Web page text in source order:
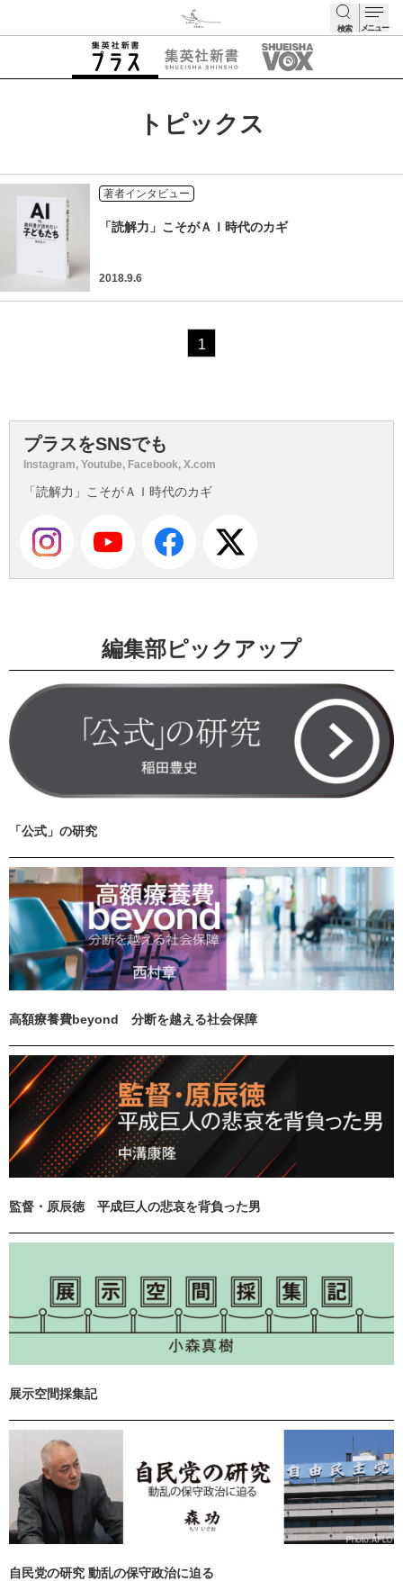
検索 メニュー
トピックス
著者インタビュー
「読解力」こそがＡＩ時代のカギ
2018.9.6
1
プラスをSNSでも
Instagram, Youtube, Facebook, X.com
「読解力」こそがＡＩ時代のカギ
編集部ピックアップ
「公式」の研究
高額療養費beyond 分断を越える社会保障
監督・原辰徳 平成巨人の悲哀を背負った男
展示空間採集記
自民党の研究 動乱の保守政治に迫る